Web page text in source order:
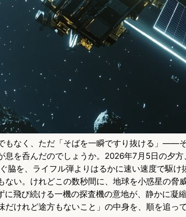
もなく、ただ「そばを一瞬ですり抜ける」——
を呑んだのでしょうか。2026年7月5日の夕方
脇を、ライフル弾よりはるかに速い速度で駆け
い。けれどこの数秒間に、地球を小惑星の脅
に飛び続ける一機の探査機の意地が、静かに凝
けれど途方もないこと」の中身を、順を追って